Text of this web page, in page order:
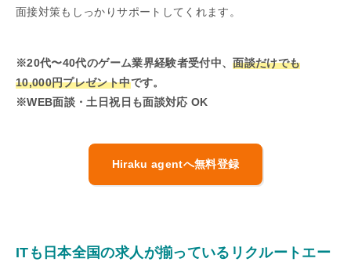
面接対策もしっかりサポートしてくれます。
※20代〜40代のゲーム業界経験者受付中、面談だけでも
10,000円プレゼント中です。
※WEB面談・土日祝日も面談対応 OK
Hiraku agentへ無料登録
ITも日本全国の求人が揃っているリクルートエー